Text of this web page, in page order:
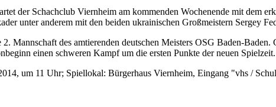
der Schachclub Viernheim am kommenden Wochenende mit dem
unter anderem mit den beiden ukrainischen Großmeistern Sergey
Mannschaft des amtierenden deutschen Meisters OSG Baden-Baden.
einen schweren Kampf um die ersten Punkte der neuen Spielzeit.
um 11 Uhr; Spiellokal: Bürgerhaus Viernheim, Eingang "vhs /